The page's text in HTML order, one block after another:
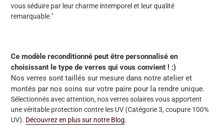
vous séduire par leur charme intemporel et leur qualité
remarquable."
Ce modèle reconditionné peut être personnalisé en
choisissant le type de verres qui vous convient ! :)
Nos verres sont taillés sur mesure dans notre atelier et
montés par nos soins sur votre paire pour la rendre unique.
Sélectionnés avec attention, nos verres solaires vous apportent
une véritable protection contre les UV (Catégorie 3, coupure 100%
UV). Découvrez en plus sur notre Blog.